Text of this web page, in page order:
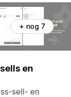
+ nog 7
en
sell- en